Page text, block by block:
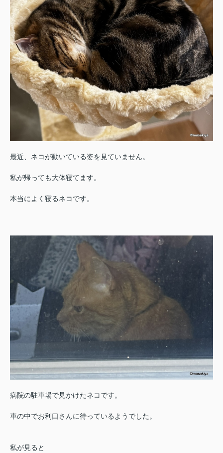
最近、ネコが動いている姿を見ていません。
私が帰っても大体寝てます。
本当によく寝るネコです。
病院の駐車場で見かけたネコです。
車の中でお利口さんに待っているようでした。
私が見ると